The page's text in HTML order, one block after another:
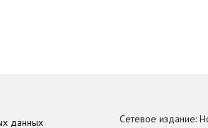
данных
Сетевое издание: